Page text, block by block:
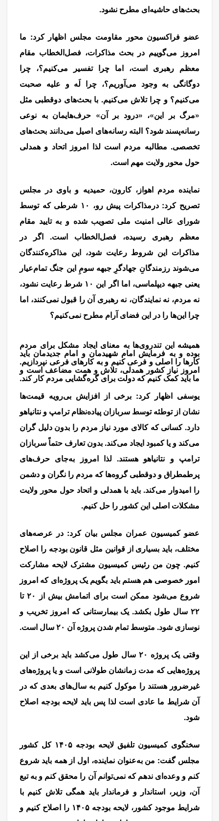
بحث‌های حاشیه‌ای مطرح نشود.
عضو فراکسیون محور مقاومت مجلس اظهار کرد: ما
امروز می‌گوییم در بحث مذاکرات، فصل‌الخطاب مقام
معظم رهبری است، اما چرا تفسیر می‌کنیم؟، چرا
دوگانگی به وجود می‌آوریم؟، چرا لَه و علیه صحبت
می‌کنیم؟ و چرا تلاش می‌کنیم. با بحث‌های دوقطبی مثل
«مرگ بر این»، «درود بر آن» حرف‌هایمان به نوعی
رسانه‌پسند شود؟ البته رسانه‌های اصیل می‌دانند بحث‌های
تخصصی. مطالبه مردم است لذا امروز اتحاد و همدلی
حول محور ولایت مهم است.
نماینده مردم اهواز، کارون، حمیدیه و باوی در مجلس
تصریح کرد: درمذاکرات پیش رو، ۱۰ شرطی که توسط
شورای عالی امنیت ملی تصویب شده و به تایید مقام
معظم رهبری رسیده، فصل‌الخطاب است. اگر در
مذاکرات این‌ شروط رعایت شود، این مذاکره‌کنندگان
می‌شوند رزمندگانِ جهادگرِ جبهه سومِ این جنگ تمام‌عیار
یعنی جبهه دیپلماسی، اما اگر این ۱۰ شرط رعایت نشود،
نه مردم، نه نمایندگان، نه رهبری آن را قبول نمی‌کنند، اما
چرا این‌ها را در این فضای آرام مطرح نمی‌کنیم؟
همیشه این تندروی‌ها به معنای ایجاد مشکل برای مردم
بوده و به فرمایش امام شهیدمان و امام جدیدمان باید
کارها را اصلی و فرعی کنیم و به کارهای فرعی نپردازیم.
امروز نیاز کشور همدلی، تلاش و همت مضاعف است و
ما باید کمک کنیم که دولت برای گره‌گشایی مردم کار کند.
یوسفی اظهار کرد: برخی‌ از افزایش بی‌رویه قیمت‌ها
نشان از توطئه توسط سربازان پیاده‌نظام ترامپ و نتانیاهو
دارد. کسانی که کالای مورد نیاز مردم را بدون دلیل گران
می‌کند و یا کمبود ایجاد می‌کند. بدون تعارف حتماً سربازان
ترامپ و نتانیاهو هستند. لذا امروز به‌جای حرف‌های
پرطمطراق و دوقطبی گروه‌‌ها که مردم را نگران و دشمن
را امیدوار می‌کند. باید با همدلی و اتحاد حول محور ولایت
مشکلات اصلی این کشور را حل کنیم.
عضو کمیسیون عمران مجلس بیان کرد: در عرصه‌های
مختلف، باید بسیاری از قوانین مثل قانون بودجه را اصلاح
کنیم. چون من رئیس کمیسیون مشترک لایحه مشارکت
امور خصوصی هم هستم باید بگویم یک پروژه‌ای که امروز
شروع می‌شود ممکن است برای اتمامش بیش از ۲۰ تا
۲۲ سال طول بکشد. یک بیمارستانی که امروز تخریب و
نوسازی شود. متوسط تمام شدن پروژه آن ۲۰ سال است.
وقتی یک پروژه ۲۰ سال طول می‌کشد باید برخی از این
پروژه‌هایی که مدت زمانشان طولانی است و یا پروژه‌های
غیرضرور هستند را موکول کنیم به سال‌های بعدی که در
آن شرایط ما عادی است لذا پس باید لایحه بودجه اصلاح
شود.
سخنگوی کمیسیون تلفیق لایحه بودجه ۱۴۰۵ کل کشور
مجلس گفت: من به‌‌عنوان نماینده، اول از همه باید شروع
کنم و وعده‌ای ندهم که نمی‌توانم آن را محقق کنم و به تبع
آن، وزیر، استاندار و فرماندار باید همگی تلاش کنیم با
شرایط موجود کشور، لایحه بودجه ۱۴۰۵ را اصلاح کنیم و